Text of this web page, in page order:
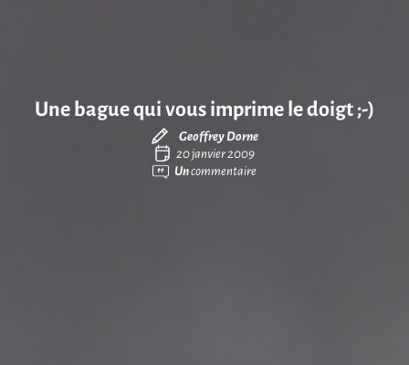
Une bague qui vous imprime le doigt ;-)
Geoffrey Dorne
20 janvier 2009
Uncommentaire